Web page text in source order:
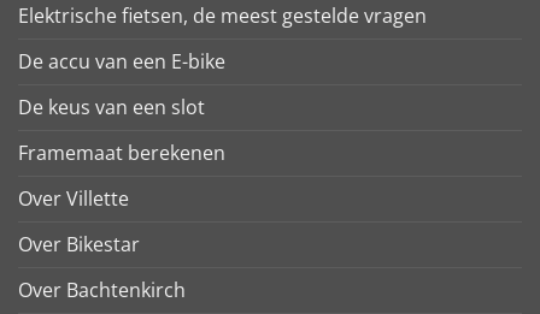
Elektrische fietsen, de meest gestelde vragen
De accu van een E-bike
De keus van een slot
Framemaat berekenen
Over Villette
Over Bikestar
Over Bachtenkirch